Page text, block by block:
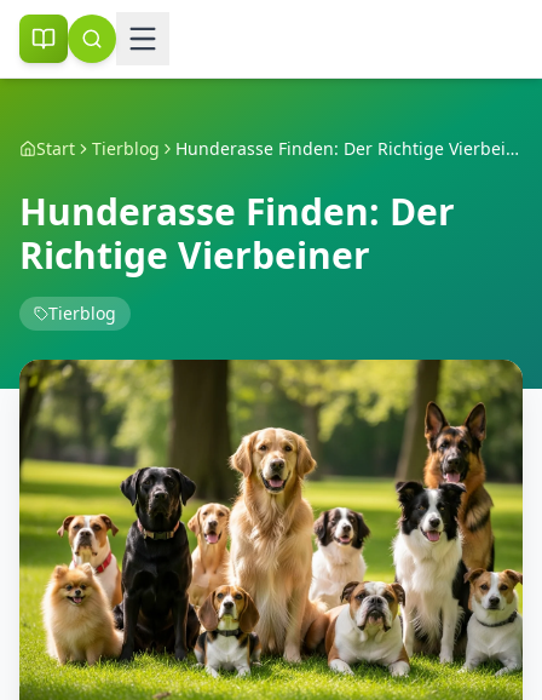
Start Tierblog Hunderasse Finden: Der Richtige Vierbeiner
Hunderasse Finden: Der
Richtige Vierbeiner
Tierblog